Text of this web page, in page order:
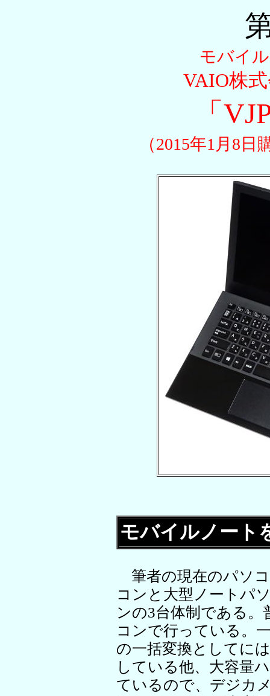
モバイ
VAIO株
「
（2015年1月8
モバイルノート
筆者の現在のパソ
コンと大型ノートパ
ンの3台体制である
コンで行っている。
の一括変換としてに
している他、大容量
ているので、デジカ